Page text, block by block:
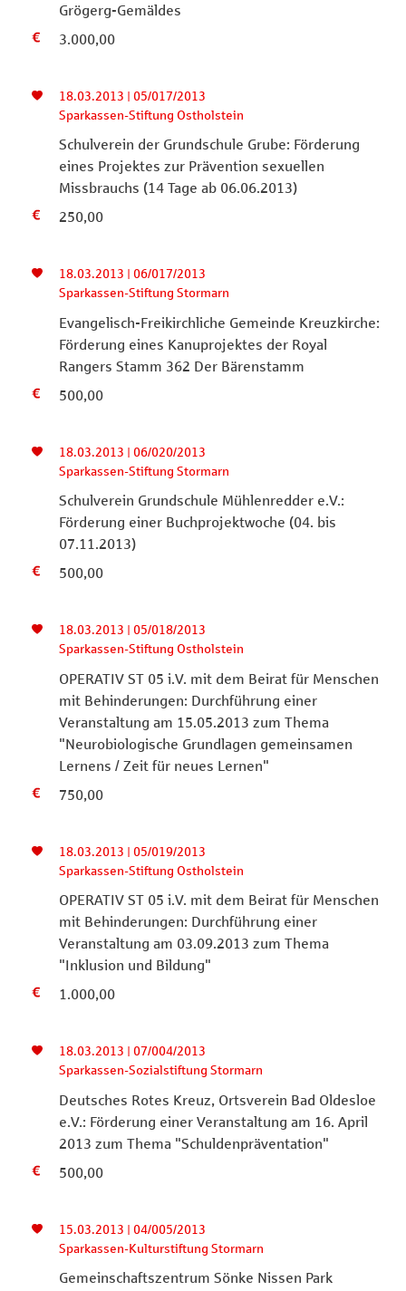
Grögerg-Gemäldes
3.000,00
18.03.2013 | 05/017/2013
Sparkassen-Stiftung Ostholstein
Schulverein der Grundschule Grube: Förderung
eines Projektes zur Prävention sexuellen
Missbrauchs (14 Tage ab 06.06.2013)
250,00
18.03.2013 | 06/017/2013
Sparkassen-Stiftung Stormarn
Evangelisch-Freikirchliche Gemeinde Kreuzkirche:
Förderung eines Kanuprojektes der Royal
Rangers Stamm 362 Der Bärenstamm
500,00
18.03.2013 | 06/020/2013
Sparkassen-Stiftung Stormarn
Schulverein Grundschule Mühlenredder e.V.:
Förderung einer Buchprojektwoche (04. bis
07.11.2013)
500,00
18.03.2013 | 05/018/2013
Sparkassen-Stiftung Ostholstein
OPERATIV ST 05 i.V. mit dem Beirat für Menschen
mit Behinderungen: Durchführung einer
Veranstaltung am 15.05.2013 zum Thema
"Neurobiologische Grundlagen gemeinsamen
Lernens / Zeit für neues Lernen"
750,00
18.03.2013 | 05/019/2013
Sparkassen-Stiftung Ostholstein
OPERATIV ST 05 i.V. mit dem Beirat für Menschen
mit Behinderungen: Durchführung einer
Veranstaltung am 03.09.2013 zum Thema
"Inklusion und Bildung"
1.000,00
18.03.2013 | 07/004/2013
Sparkassen-Sozialstiftung Stormarn
Deutsches Rotes Kreuz, Ortsverein Bad Oldesloe
e.V.: Förderung einer Veranstaltung am 16. April
2013 zum Thema "Schuldenpräventation"
500,00
15.03.2013 | 04/005/2013
Sparkassen-Kulturstiftung Stormarn
Gemeinschaftszentrum Sönke Nissen Park